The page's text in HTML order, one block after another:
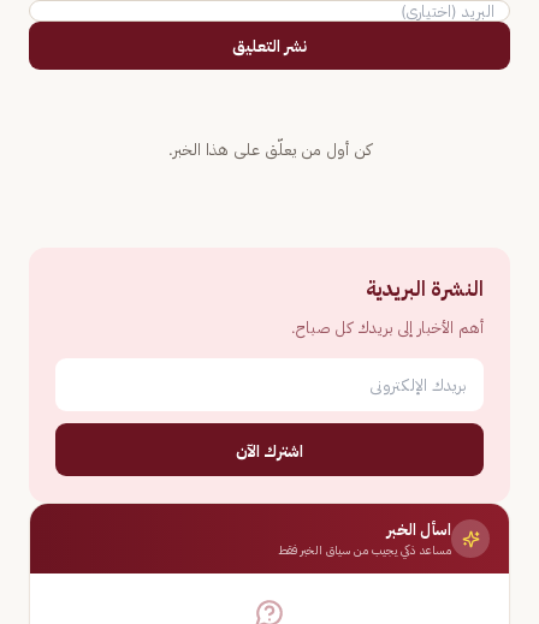
نشر التعليق
كن أول من يعلّق على هذا الخبر.
النشرة البريدية
أهم الأخبار إلى بريدك كل صباح.
اشترك الآن
اسأل الخبر
مساعد ذكي يجيب من سياق الخبر فقط